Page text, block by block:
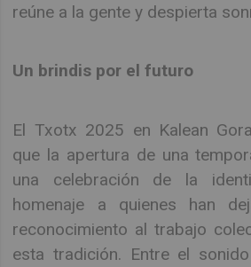
reúne a la gente y despierta
Un brindis por el futuro
El Txotx 2025 en Kalean
que la apertura de una
una celebración de la
homenaje a quienes han
reconocimiento al trabajo
esta tradición. Entre el